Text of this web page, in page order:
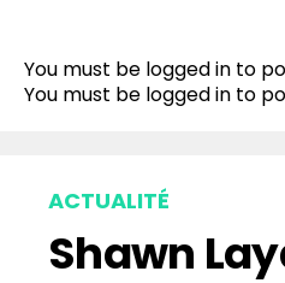
You must be logged in to
You must be logged in to
ACTUALITÉ
Shawn